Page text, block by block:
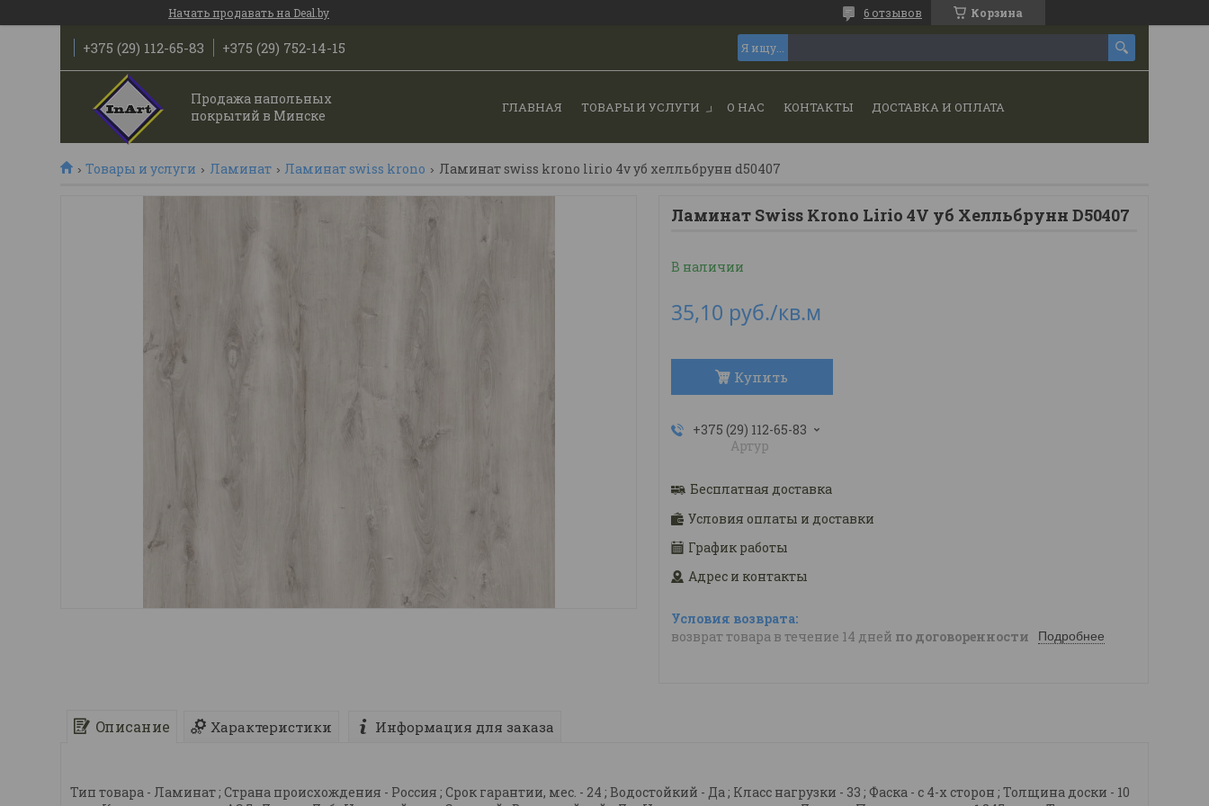
Начать продавать на Deal.by Корзина
6 отзывов
+375 (29) 112-65-83 +375 (29) 752-14-15
Продажа напольных
покрытий в Минске
ГЛАВНАЯ ТОВАРЫ И УСЛУГИ О НАС КОНТАКТЫ ДОСТАВКА И ОПЛАТА
Товары и услуги Ламинат Ламинат swiss krono Ламинат swiss krono lirio 4v уб хелльбрунн d50407
Ламинат Swiss Krono Lirio 4V уб Хелльбрунн D50407
В наличии
35,10 руб./кв.м
Купить
+375 (29) 112-65-83
Артур
Бесплатная доставка
Условия оплаты и доставки
График работы
Адрес и контакты
возврат товара в течение 14 дней по договоренности Подробнее
Описание Характеристики Информация для заказа
Тип товара - Ламинат ; Страна происхождения - Россия ; Срок гарантии, мес. - 24 ; Водостойкий - Да ; Класс нагрузки - 33 ; Фаска - с 4-х сторон ; Толщина доски - 10